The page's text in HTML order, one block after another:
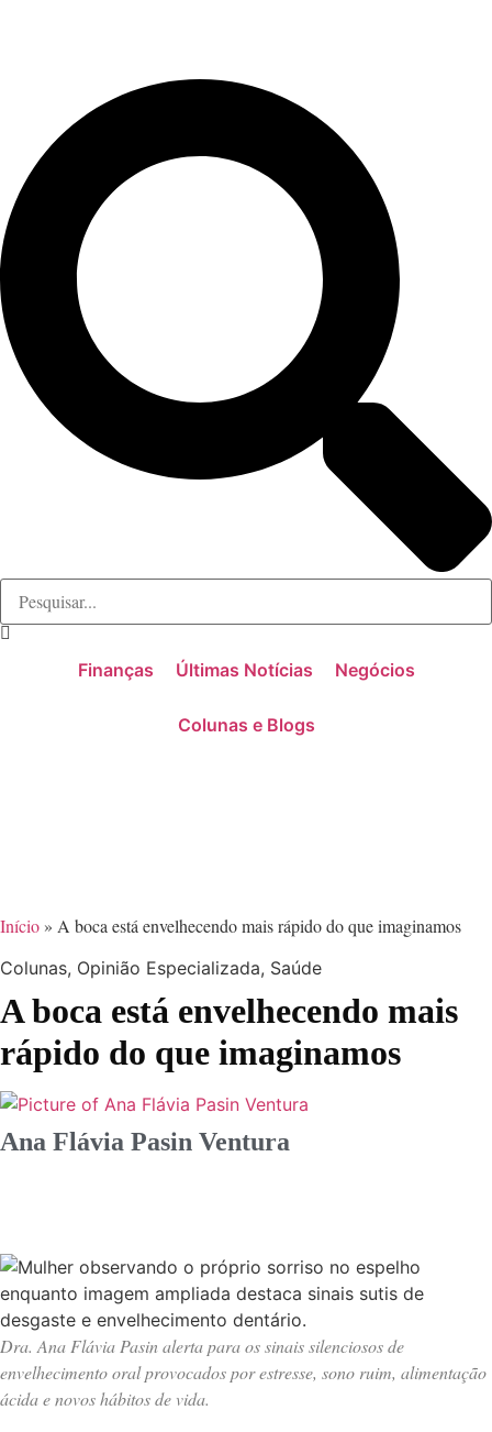
Finanças Últimas Notícias Negócios
Colunas e Blogs
Início » A boca está envelhecendo mais rápido do que imaginamos
Colunas, Opinião Especializada, Saúde
A boca está envelhecendo mais
rápido do que imaginamos
Ana Flávia Pasin Ventura
Dra. Ana Flávia Pasin alerta para os sinais silenciosos de
envelhecimento oral provocados por estresse, sono ruim, alimentação
ácida e novos hábitos de vida.